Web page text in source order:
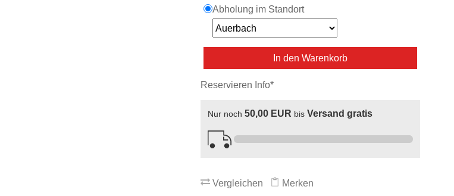
Abholung im Standort
In den Warenkorb
Reservieren Info*
Nur noch 50,00 EUR bis Versand gratis
Vergleichen Merken